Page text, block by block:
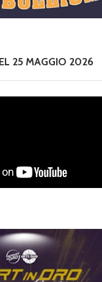
25 MAGGIO 2026